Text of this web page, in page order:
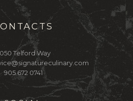
Telford Way
905 672 0741